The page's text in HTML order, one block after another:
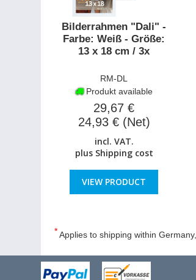
Bilderrahmen "Dali" -
Farbe: Weiß - Größe:
13 x 18 cm / 3x
RM-DL
Produkt available
29,67 €
24,93 € (Net)
incl. VAT.
plus Shipping cost
VIEW PRODUCT
*Applies to shipping within